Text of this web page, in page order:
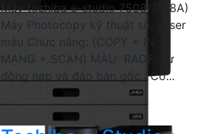
Máy toshiba e-studio 7508/7518A)
Máy Photocopy kỹ thuật số, Laser
màu Chức năng: (COPY + IN
MẠNG + SCAN) MÀU RADF: Tự
động nạp và đảo bản gốc : Có...